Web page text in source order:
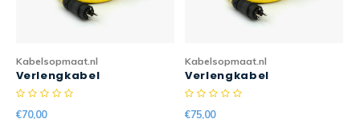
Kabelsopmaat.nl
Verlengkabel
Randaarde PRO 5mtr
€70,00
Kabelsopmaat.nl
Verlengkabel
Randaarde PRO 7mtr
€75,00